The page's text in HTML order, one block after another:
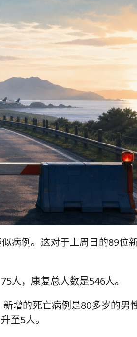
病例。这对于上周日的89位
人，康复总人数是546人。
增的死亡病例是80多岁的男
至5人。